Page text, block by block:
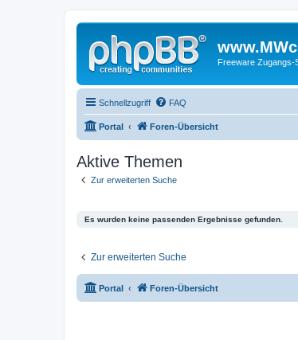
Freeware Zugangs-
Schnellzugriff FAQ
Portal Foren-Übersicht
Aktive Themen
Zur erweiterten Suche
Es wurden keine passenden Ergebnisse gefunden.
Zur erweiterten Suche
Portal Foren-Übersicht